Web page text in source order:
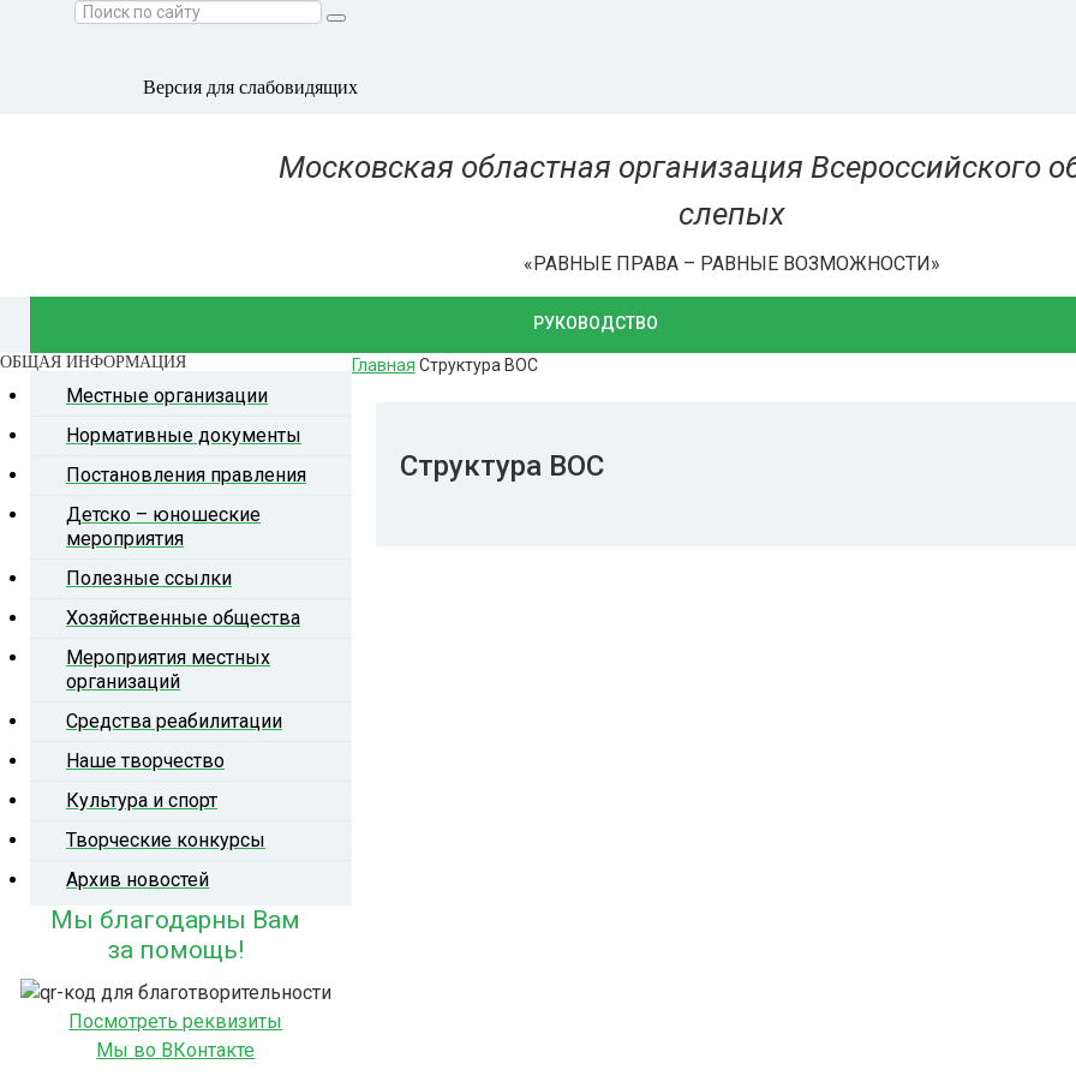
Версия для слабовидящих
Московская областная организация Всероссийского
слепых
«РАВНЫЕ ПРАВА – РАВНЫЕ ВОЗМОЖНОСТИ»
РУКОВОДСТВО
Председатель МОО ОООИ ВОС
расположенных на территории
Московской области
Главная Структура ВОС
Структура ВОС
ОБЩАЯ ИНФОРМАЦИЯ
Местные организации
Нормативные документы
Постановления правления
Детско – юношеские
мероприятия
Полезные ссылки
Хозяйственные общества
Мероприятия местных
организаций
Средства реабилитации
Наше творчество
Культура и спорт
Творческие конкурсы
Архив новостей
Мы благодарны Вам
за помощь!
Посмотреть реквизиты
Мы во ВКонтакте